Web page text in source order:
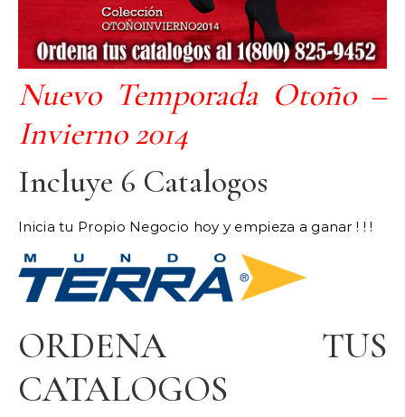
Nuevo Temporada Otoño –
Invierno 2014
Incluye 6 Catalogos
Inicia tu Propio Negocio hoy y empieza a ganar ! ! !
ORDENA TUS
CATALOGOS